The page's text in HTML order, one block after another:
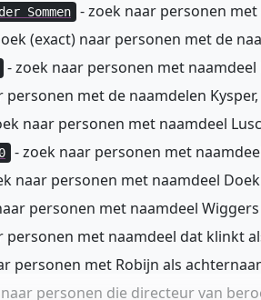
Sommen - zoek naar personen
(exact) naar personen met de
- zoek naar personen met
personen met de naamdelen Kysper,
naar personen met naamdeel
- zoek naar personen met
naar personen met naamdeel
personen met naamdeel
personen met naamdeel dat klinkt
personen met Robijn als
personen die directeur van